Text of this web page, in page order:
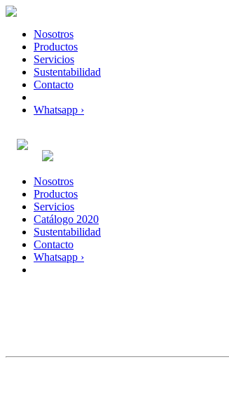
Nosotros
Productos
Servicios
Sustentabilidad
Contacto
Whatsapp ›
Nosotros
Productos
Servicios
Catálogo 2020
Sustentabilidad
Contacto
Whatsapp ›